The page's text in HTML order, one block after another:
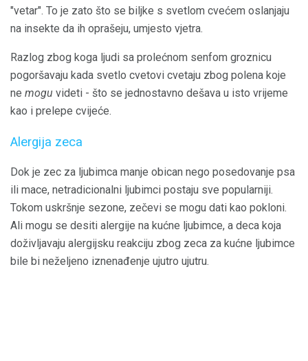
"vetar". To je zato što se biljke s svetlom cvećem oslanjaju
na insekte da ih oprašeju, umjesto vjetra.
Razlog zbog koga ljudi sa prolećnom senfom groznicu
pogoršavaju kada svetlo cvetovi cvetaju zbog polena koje
ne mogu videti - što se jednostavno dešava u isto vrijeme
kao i prelepe cvijeće.
Alergija zeca
Dok je zec za ljubimca manje obican nego posedovanje psa
ili mace, netradicionalni ljubimci postaju sve popularniji.
Tokom uskršnje sezone, zečevi se mogu dati kao pokloni.
Ali mogu se desiti alergije na kućne ljubimce, a deca koja
doživljavaju alergijsku reakciju zbog zeca za kućne ljubimce
bile bi neželjeno iznenađenje ujutro ujutru.